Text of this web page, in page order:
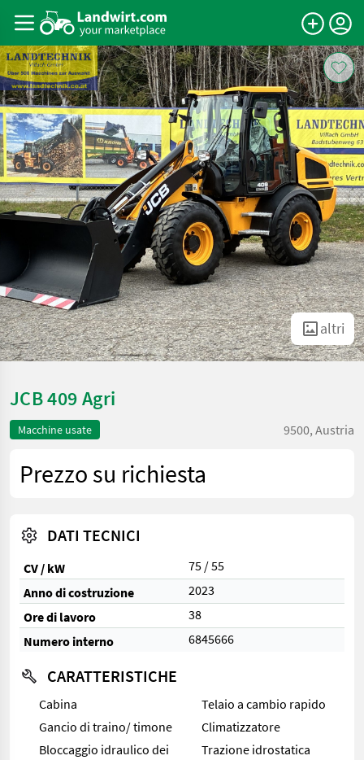
altri
JCB 409 Agri
Macchine usate 9500, Austria
Prezzo su richiesta
DATI TECNICI
CV / kW
75 / 55
Anno di costruzione
2023
Ore di lavoro
38
Numero interno
6845666
CARATTERISTICHE
Cabina
Telaio a cambio rapido
Gancio di traino/ timone
Climatizzatore
Bloccaggio idraulico dei
Trazione idrostatica